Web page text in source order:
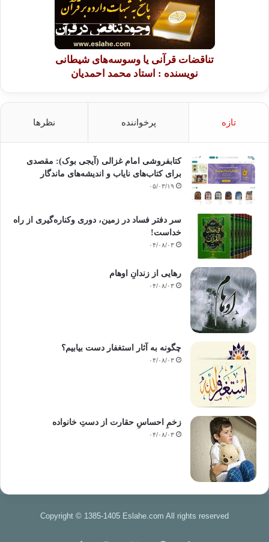
تناقضات قرآنی یا وسوسه‌های شیطانی
نویسنده : استاد محمد احمدیان
تازه پرخواننده نظرها
کتابفروشی امام غزالی (آیجی بوک): مقصدی
برای کتاب‌های نایاب و اندیشه‌های ماندگار
۰۵/۰۳/۱۹
سر دفتر فساد در زمین‌، دوری وکناره‌گیری از راه
خداست‌!
۰۴/۰۸/۰۳
رهایی از زندانِ اوهام
۰۴/۰۸/۰۳
چگونه به آثار استغفار دست بیابیم؟
۰۴/۰۸/۰۳
زخمِ احساسِ حقارت از دستِ خانواده
۰۴/۰۸/۰۳
Copyright © 1385-1405 Eslahe.com All rights reserved